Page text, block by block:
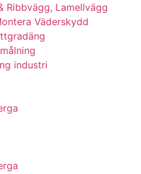
Ribbvägg, Lamellvägg
Väderskydd
industri